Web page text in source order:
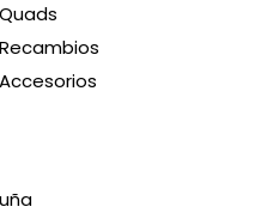
Quads
Recambios
Accesorios